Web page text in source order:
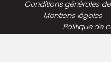
Conditions générales
Mentions légales
Politique de